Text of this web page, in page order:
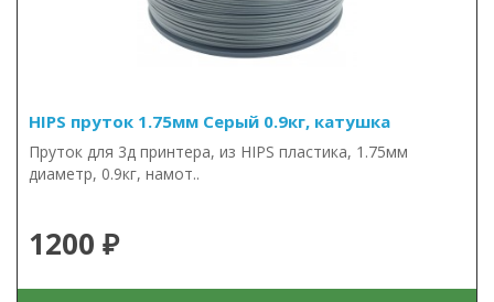
HIPS пруток 1.75мм Серый 0.9кг, катушка
Пруток для 3д принтера, из HIPS пластика, 1.75мм
диаметр, 0.9кг, намот..
1200 ₽